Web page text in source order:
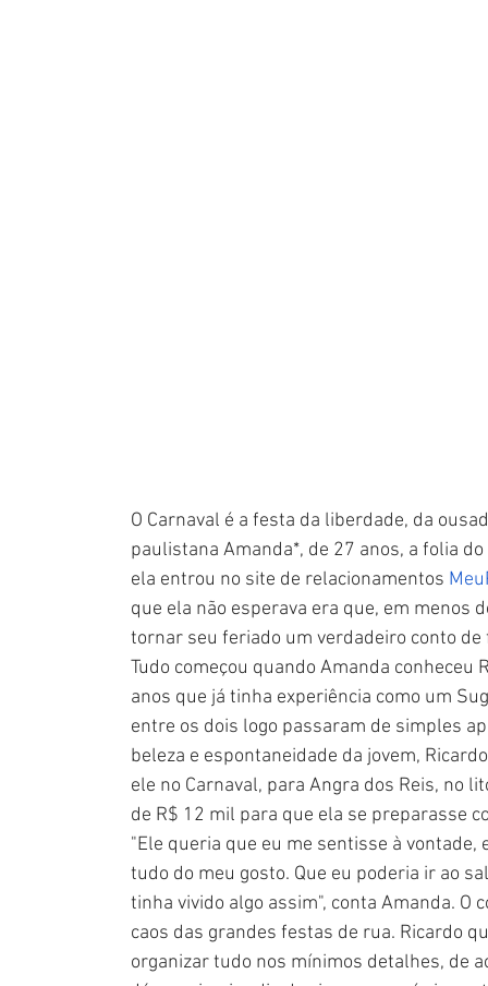
O Carnaval é a festa da liberdade, da
paulistana Amanda*, de 27 anos, a folia
ela entrou no site de relacionamentos
que ela não esperava era que, em
tornar seu feriado um verdadeiro conto de
Tudo começou quando Amanda
anos que já tinha experiência como um
entre os dois logo passaram de simples
beleza e espontaneidade da jovem,
ele no Carnaval, para Angra dos Reis, no
de R$ 12 mil para que ela se preparasse
"Ele queria que eu me sentisse à
tudo do meu gosto. Que eu poderia ir ao
tinha vivido algo assim", conta Amanda.
caos das grandes festas de rua. Ricardo
organizar tudo nos mínimos detalhes, de